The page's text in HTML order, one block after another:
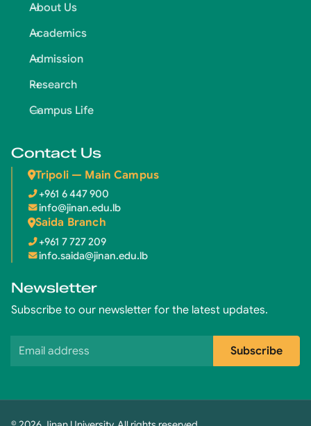
About Us
Academics
Admission
Research
Campus Life
Contact Us
Tripoli — Main Campus
+961 6 447 900
info@jinan.edu.lb
Saida Branch
+961 7 727 209
info.saida@jinan.edu.lb
Newsletter
Subscribe to our newsletter for the latest updates.
Email address
Subscribe